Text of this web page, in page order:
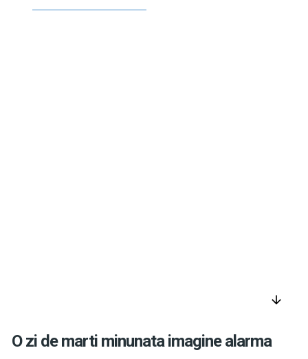
arrow_downward
O zi de marti minunata imagine alarma